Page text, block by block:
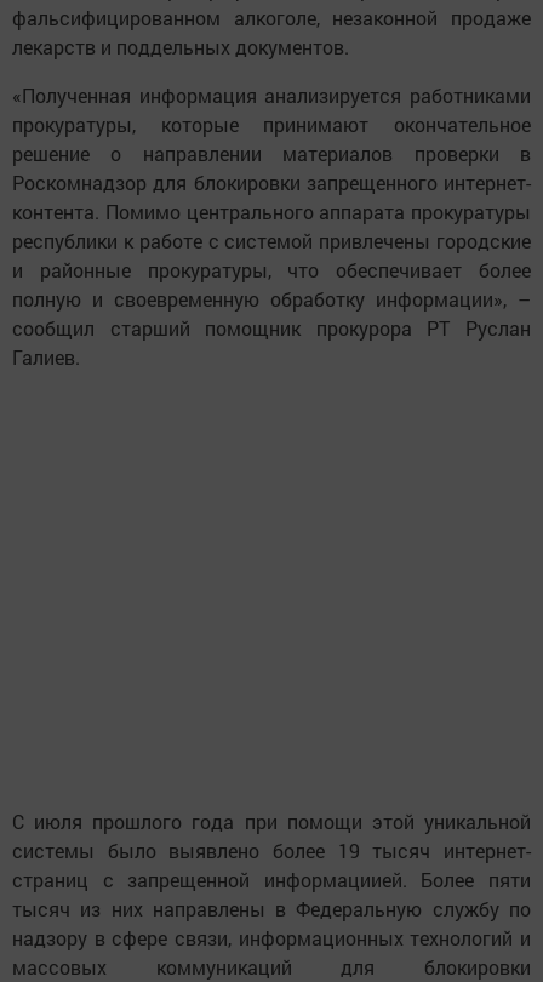
фальсифицированном алкоголе, незаконной продаже
лекарств и поддельных документов.
«Полученная информация анализируется работниками
прокуратуры, которые принимают окончательное
решение о направлении материалов проверки в
Роскомнадзор для блокировки запрещенного интернет-
контента. Помимо центрального аппарата прокуратуры
республики к работе с системой привлечены городские
и районные прокуратуры, что обеспечивает более
полную и своевременную обработку информации», –
сообщил старший помощник прокурора РТ Руслан
Галиев.
С июля прошлого года при помощи этой уникальной
системы было выявлено более 19 тысяч интернет-
страниц с запрещенной информациией. Более пяти
тысяч из них направлены в Федеральную службу по
надзору в сфере связи, информационных технологий и
массовых коммуникаций для блокировки